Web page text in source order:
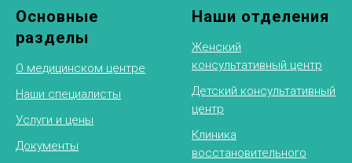
Основные
разделы
О медицинском центре
Наши специалисты
Услуги и цены
Документы
Наши отделения
Женский
консультативный центр
Детский консультативный
центр
Клиника
восстановительного